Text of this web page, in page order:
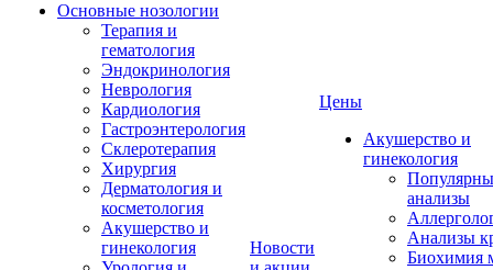
Основные нозологии
Терапия и
гематология
Эндокринология
Неврология
Кардиология
Гастроэнтерология
Склеротерапия
Хирургия
Дерматология и
косметология
Акушерство и
гинекология
Новости
Цены
Акушерство и
гинекология
анализы
Анализы
Биохимия